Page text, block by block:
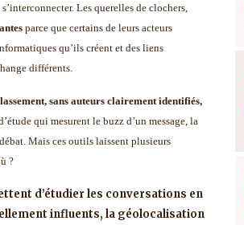
Les querelles de clochers,
parce que certains de leurs acteurs
qu’ils créent et des liens
différents.
sans auteurs clairement identifiés,
qui mesurent le buzz d’un message, la
Mais ces outils laissent plusieurs
?
d’étudier les conversations en
influents, la géolocalisation